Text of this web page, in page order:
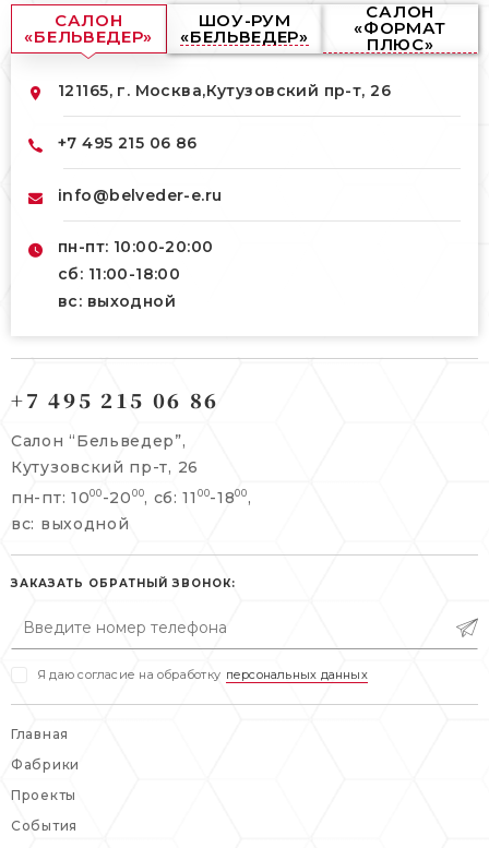
САЛОН
«БЕЛЬВЕДЕР»
ШОУ-РУМ
«БЕЛЬВЕДЕР»
САЛОН
«ФОРМАТ
ПЛЮС»
121165, г. Москва,Кутузовский пр-т, 26
+7 495 215 06 86
info@belveder-e.ru
пн-пт: 10:00-20:00
сб: 11:00-18:00
вс: выходной
info@belveder-e.ru
пн-пт: 10:00-20:00
сб, вс: выходной
Берсеневский переулок, 3/10с7
+7 495 477 45 43
info@belveder-e.ru
пн-пт: 10:00-19:00
сб: выходной
+7 495 215 06 86
Салон “Бельведер”,
Кутузовский пр-т, 26
пн-пт: 1000 -20 00, сб: 11 00-1800 ,
вс: выходной
ЗАКАЗАТЬ ОБРАТНЫЙ ЗВОНОК:
Я даю согласие на обработку персональных данных
Главная
Фабрики
Проекты
События